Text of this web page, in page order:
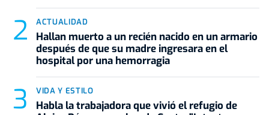
ACTUALIDAD
Hallan muerto a un recién nacido en un armario
después de que su madre ingresara en el
hospital por una hemorragia
VIDA Y ESTILO
Habla la trabajadora que vivió el refugio de